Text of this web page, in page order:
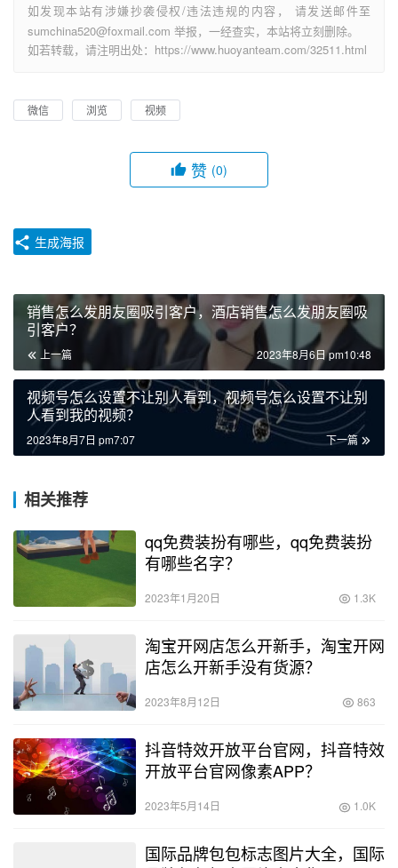
如发现本站有涉嫌抄袭侵权/违法违规的内容， 请发送邮件至
sumchina520@foxmail.com 举报，一经查实，本站将立刻删除。
如若转载，请注明出处：https://www.huoyanteam.com/32511.html
微信 浏览 视频
赞 (0)
生成海报
销售怎么发朋友圈吸引客户，酒店销售怎么发朋友圈吸
引客户？
上一篇 2023年8月6日 pm10:48
视频号怎么设置不让别人看到，视频号怎么设置不让别
人看到我的视频？
下一篇
2023年8月7日 pm7:07
相关推荐
qq免费装扮有哪些，qq免费装扮
有哪些名字？
2023年1月20日 1.3K
淘宝开网店怎么开新手，淘宝开网
店怎么开新手没有货源？
2023年8月12日 863
抖音特效开放平台官网，抖音特效
开放平台官网像素APP？
2023年5月14日 1.0K
国际品牌包包标志图片大全，国际